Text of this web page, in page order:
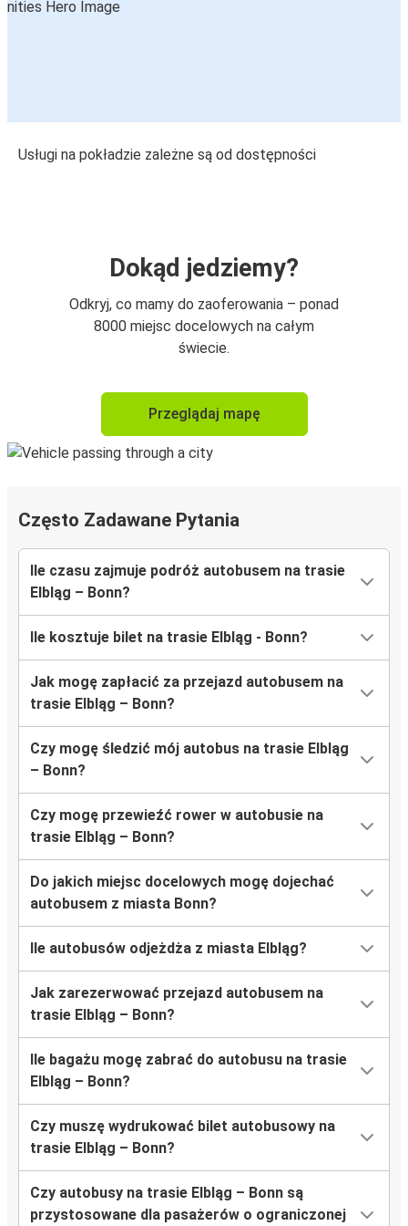
Usługi na pokładzie zależne są od dostępności
Dokąd jedziemy?
Odkryj, co mamy do zaoferowania – ponad
8000 miejsc docelowych na całym
świecie.
Przeglądaj mapę
Często Zadawane Pytania
Ile czasu zajmuje podróż autobusem na trasie
Elbląg – Bonn?
Ile kosztuje bilet na trasie Elbląg - Bonn?
Jak mogę zapłacić za przejazd autobusem na
trasie Elbląg – Bonn?
Czy mogę śledzić mój autobus na trasie Elbląg
– Bonn?
Czy mogę przewieźć rower w autobusie na
trasie Elbląg – Bonn?
Do jakich miejsc docelowych mogę dojechać
autobusem z miasta Bonn?
Ile autobusów odjeżdża z miasta Elbląg?
Jak zarezerwować przejazd autobusem na
trasie Elbląg – Bonn?
Ile bagażu mogę zabrać do autobusu na trasie
Elbląg – Bonn?
Czy muszę wydrukować bilet autobusowy na
trasie Elbląg – Bonn?
Czy autobusy na trasie Elbląg – Bonn są
przystosowane dla pasażerów o ograniczonej